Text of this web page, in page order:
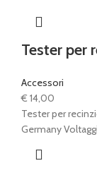
Tester per
Accessori
€ 14,00
Tester per
Germany